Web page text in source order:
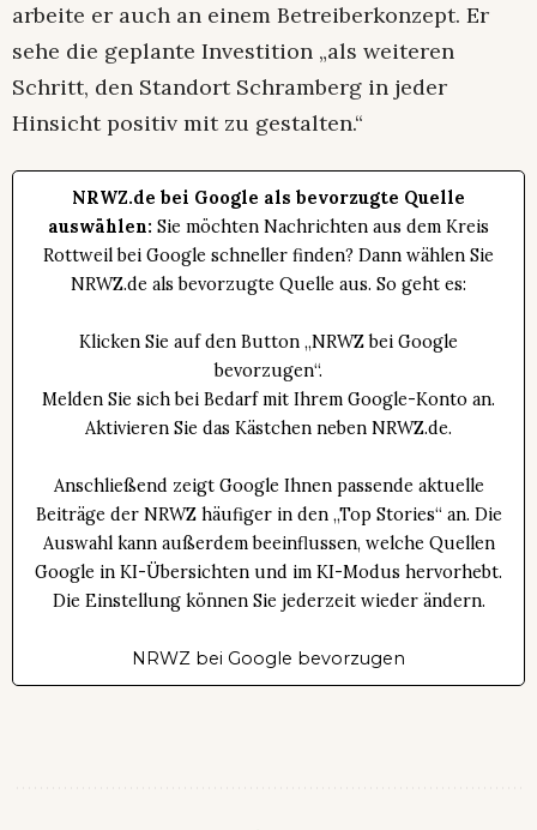
arbeite er auch an einem Betreiberkonzept. Er
sehe die geplante Investition „als weiteren
Schritt, den Standort Schramberg in jeder
Hinsicht positiv mit zu gestalten.“
NRWZ.de bei Google als bevorzugte Quelle
auswählen: Sie möchten Nachrichten aus dem Kreis
Rottweil bei Google schneller finden? Dann wählen Sie
NRWZ.de als bevorzugte Quelle aus. So geht es:
Klicken Sie auf den Button „NRWZ bei Google
bevorzugen“.
Melden Sie sich bei Bedarf mit Ihrem Google-Konto an.
Aktivieren Sie das Kästchen neben NRWZ.de.
Anschließend zeigt Google Ihnen passende aktuelle
Beiträge der NRWZ häufiger in den „Top Stories“ an. Die
Auswahl kann außerdem beeinflussen, welche Quellen
Google in KI-Übersichten und im KI-Modus hervorhebt.
Die Einstellung können Sie jederzeit wieder ändern.
NRWZ bei Google bevorzugen